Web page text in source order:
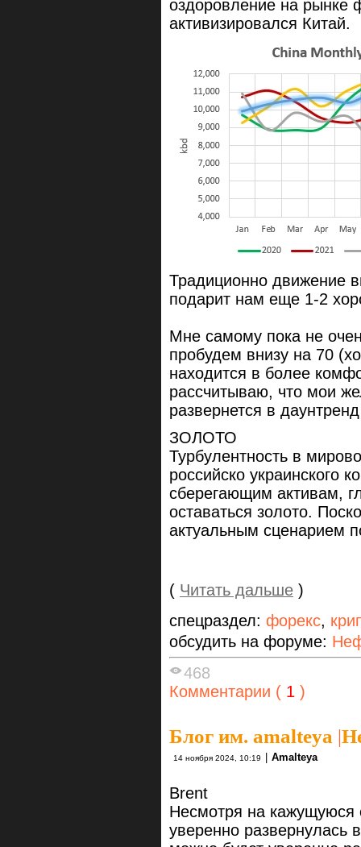
оздоровление на рынке
активизировался Китай.
Традиционно движение
подарит нам еще 1-2
Мне самому пока не
пробудем внизу на 70
находится в более
рассчитываю, что мои
развернется в
ЗОЛОТО
Турбулентность в
российско украинского
сберегающим активам,
оставаться золото.
актуальным сценарием
( Читать дальше )
спецраздел: форекс,
обсудить на форуме:
468
Комментарии ( 1 )
Блог им. amalteya |
14 ноября 2024, 10:19 | Amalteya
Brent
Несмотря на кажущуюся
уверенно развернулась